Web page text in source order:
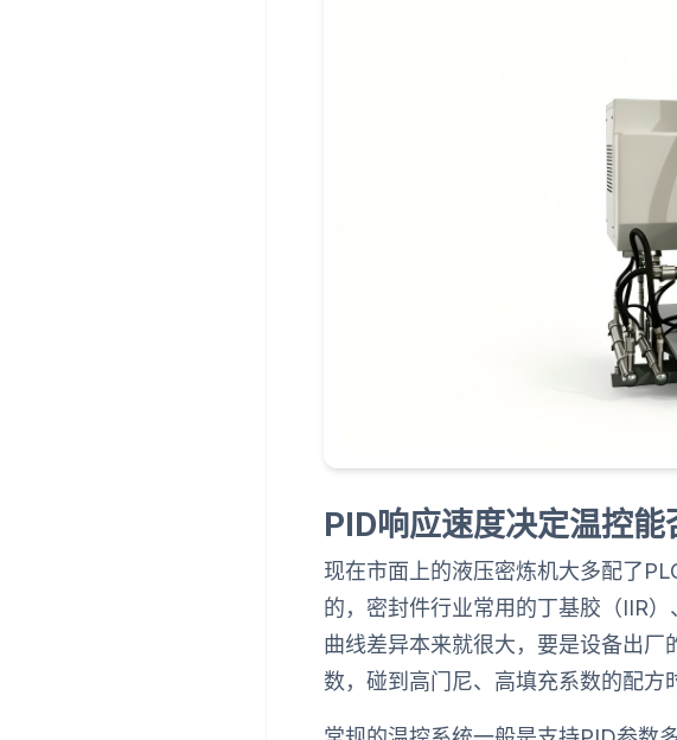
PID响应速度决定温控能
现在市面上的液压密炼机大多配了
的，密封件行业常用的丁基胶（IIR
曲线差异本来就很大，要是设备出
数，碰到高门尼、高填充系数的配方